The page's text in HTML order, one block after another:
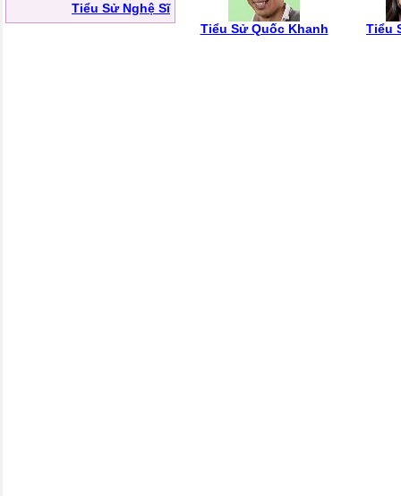
Tiểu Sử Nghệ Sĩ
Tiểu Sử Quốc Khanh Tiểu